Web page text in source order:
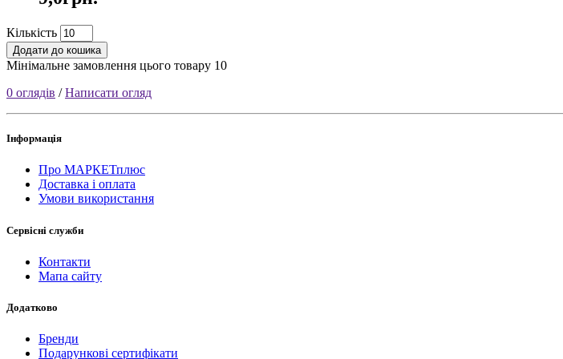
Кількість
Додати до кошика
Мінімальне замовлення цього товару 10
0 оглядів /Написати огляд
Інформація
Про МАРКЕТплюс
Доставка і оплата
Умови використання
Сервісні служби
Контакти
Мапа сайту
Додатково
Бренди
Подарункові сертифікати